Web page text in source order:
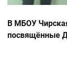
В МБОУ
посвящённые